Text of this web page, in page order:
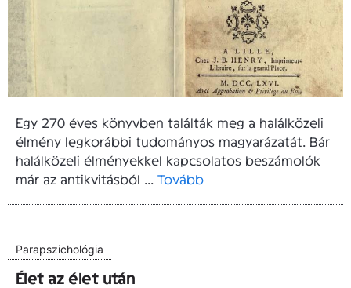
Egy 270 éves könyvben találták meg a halálközeli
élmény legkorábbi tudományos magyarázatát. Bár
halálközeli élményekkel kapcsolatos beszámolók
már az antikvitásból ... Tovább
Parapszichológia
Élet az élet után